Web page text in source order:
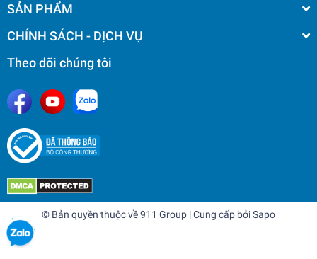
SẢN PHẨM
CHÍNH SÁCH - DỊCH VỤ
Theo dõi chúng tôi
© Bản quyền thuộc về911 Group | Cung cấp bởiSapo